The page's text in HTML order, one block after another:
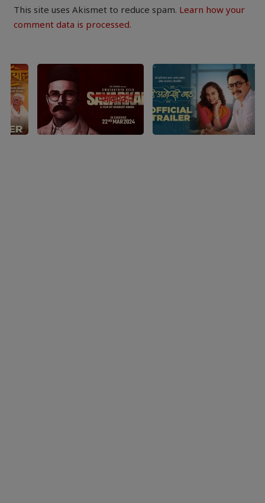
This site uses Akismet to reduce spam. Learn how your
comment data is processed.